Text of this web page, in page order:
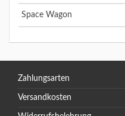
Space Wagon
Zahlungsarten
Versandkosten